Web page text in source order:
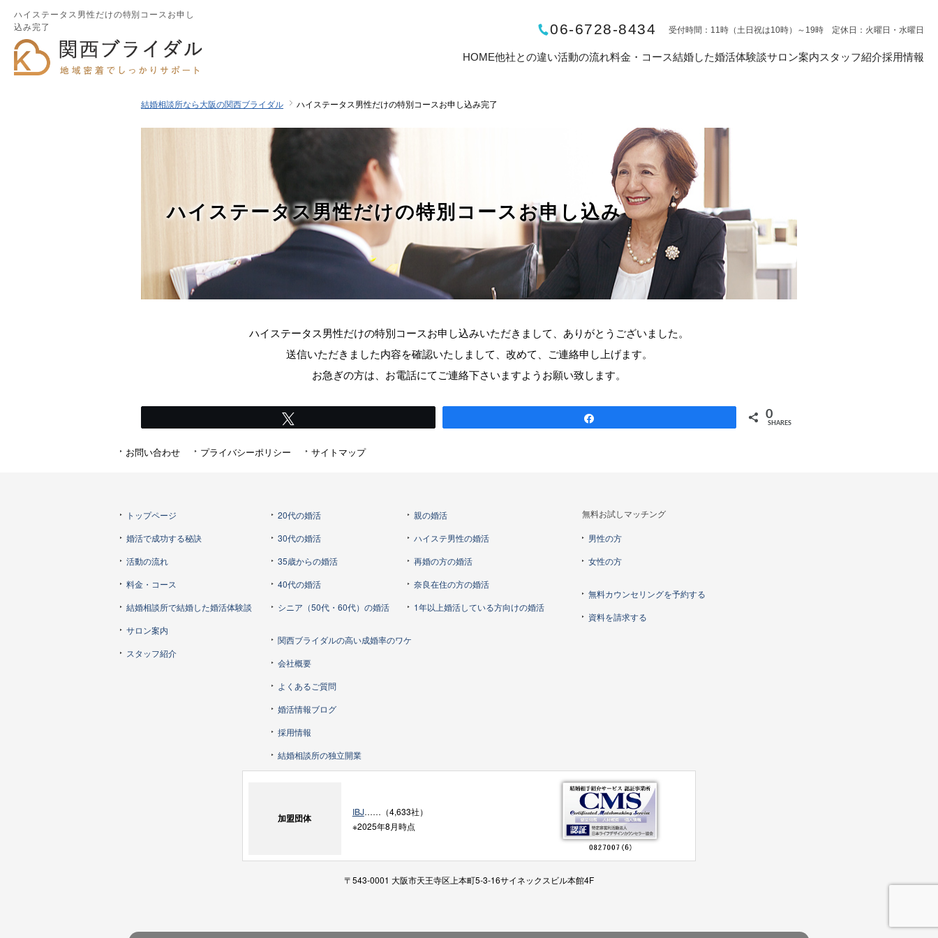
ハイステータス男性だけの特別コースお申し
込み完了
06-6728-8434 受付時間：11時（土日祝は10時）～19時 定休日：火曜日・水曜日
HOME他社との違い活動の流れ料金・コース結婚した婚活体験談サロン案内スタッフ紹介採用情報
結婚相談所なら大阪の関西ブライダル ハイステータス男性だけの特別コースお申し込み完了
ハイステータス男性だけの特別コースお申し込み
ハイステータス男性だけの特別コースお申し込みいただきまして、ありがとうございました。
送信いただきました内容を確認いたしまして、改めて、ご連絡申し上げます。
お急ぎの方は、お電話にてご連絡下さいますようお願い致します。
0
SHARES
お問い合わせ プライバシーポリシー サイトマップ
トップページ
婚活で成功する秘訣
活動の流れ
料金・コース
結婚相談所で結婚した婚活体験談
サロン案内
スタッフ紹介
20代の婚活
30代の婚活
35歳からの婚活
40代の婚活
シニア（50代・60代）の婚活
親の婚活
ハイステ男性の婚活
再婚の方の婚活
奈良在住の方の婚活
1年以上婚活している方向けの婚活
無料お試しマッチング
男性の方
女性の方
無料カウンセリングを予約する
資料を請求する
関西ブライダルの高い成婚率のワケ
会社概要
よくあるご質問
婚活情報ブログ
採用情報
結婚相談所の独立開業
加盟団体
IBJ……（4,633社）
※2025年8月時点
〒543-0001 大阪市天王寺区上本町5-3-16サイネックスビル本館4F